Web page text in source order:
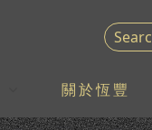
關於恆豐